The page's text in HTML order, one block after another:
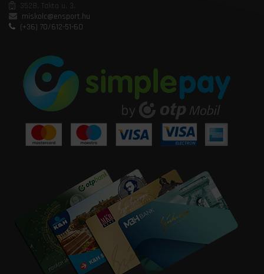
3528, Takta u. 3.
miskolc@ensport.hu
(+36) 70/612-51-60